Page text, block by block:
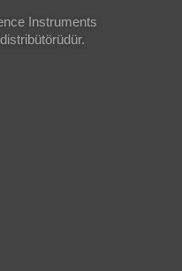
Instruments